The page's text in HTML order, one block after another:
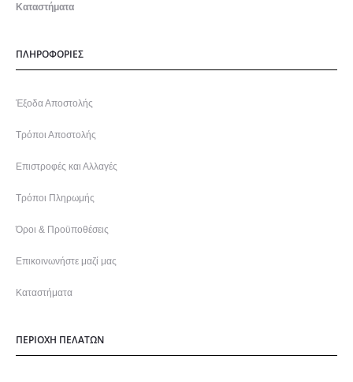
Καταστήματα
ΠΛΗΡΟΦΟΡΙΕΣ
Έξοδα Αποστολής
Τρόποι Αποστολής
Επιστροφές και Αλλαγές
Τρόποι Πληρωμής
Όροι & Προϋποθέσεις
Επικοινωνήστε μαζί μας
Καταστήματα
ΠΕΡΙΟΧΗ ΠΕΛΑΤΩΝ